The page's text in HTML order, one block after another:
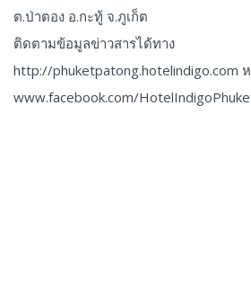
ต.ป่าตอง อ.กะทู้ จ.ภูเก็ต
ติดตามข้อมูลข่าวสารได้ทาง
http://phuketpatong.hotelindigo.com
www.facebook.com/